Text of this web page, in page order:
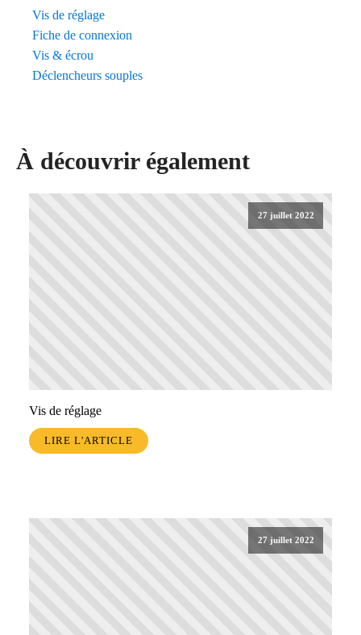
Vis de réglage
Fiche de connexion
Vis & écrou
Déclencheurs souples
À découvrir également
27 juillet 2022
Vis de réglage
LIRE L'ARTICLE
27 juillet 2022